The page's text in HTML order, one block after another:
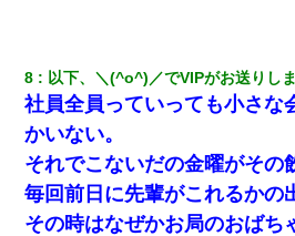
アパートのドアに『ハンザイ者！この
張り紙が！大家「面倒はごめんだよ」
見回りで犯人が捕まったが、それが…
彼女(37)の情欲がえげつない件ｗｗｗ
8 以下、＼(^o^)／でVIPがお送りし
社員全員っていっても小さな
かいない。
それでこないだの金曜がその
毎回前日に先輩がこれるかの
その時はなぜかお局のおばち